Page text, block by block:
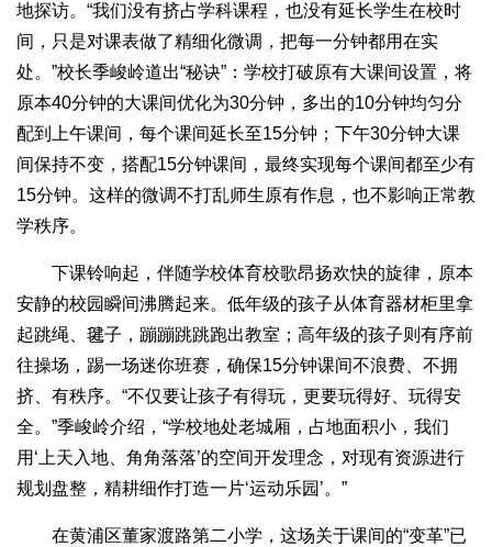
地探访。“我们没有挤占学科课程，也没有延长学生在校时
间，只是对课表做了精细化微调，把每一分钟都用在实
处。”校长季峻岭道出“秘诀”：学校打破原有大课间设置，将
原本40分钟的大课间优化为30分钟，多出的10分钟均匀分
配到上午课间，每个课间延长至15分钟；下午30分钟大课
间保持不变，搭配15分钟课间，最终实现每个课间都至少有
15分钟。这样的微调不打乱师生原有作息，也不影响正常教
学秩序。
下课铃响起，伴随学校体育校歌昂扬欢快的旋律，原本
安静的校园瞬间沸腾起来。低年级的孩子从体育器材柜里拿
起跳绳、毽子，蹦蹦跳跳跑出教室；高年级的孩子则有序前
往操场，踢一场迷你班赛，确保15分钟课间不浪费、不拥
挤、有秩序。“不仅要让孩子有得玩，更要玩得好、玩得安
全。”季峻岭介绍，“学校地处老城厢，占地面积小，我们
用‘上天入地、角角落落’的空间开发理念，对现有资源进行
规划盘整，精耕细作打造一片‘运动乐园’。”
在黄浦区董家渡路第二小学，这场关于课间的“变革”已